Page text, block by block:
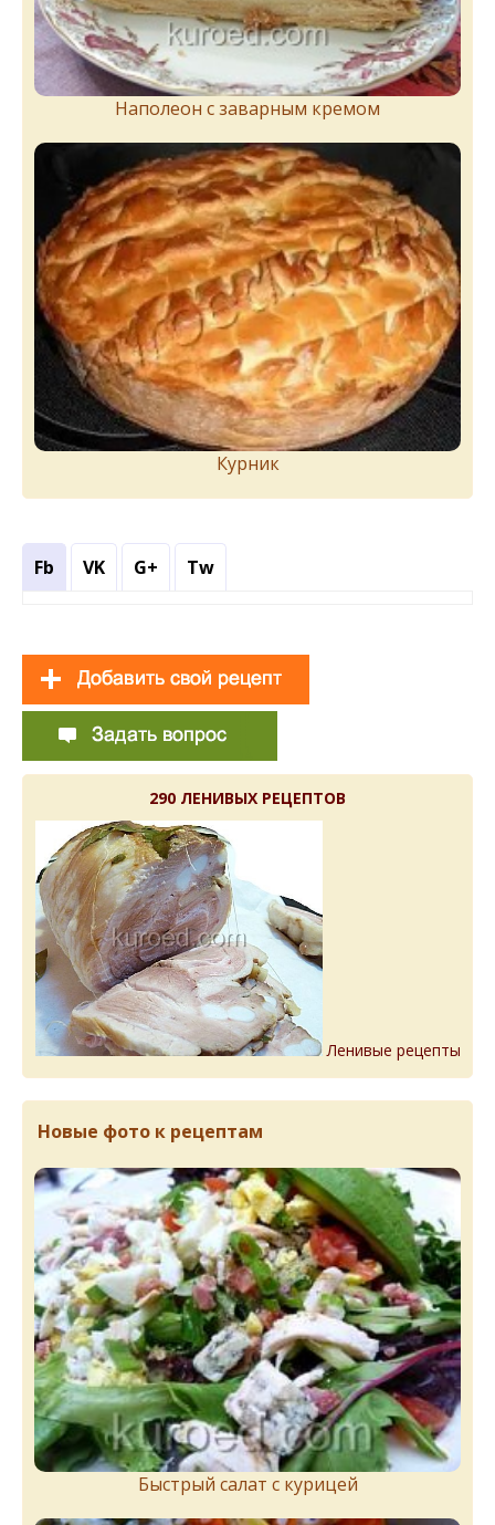
Наполеон с заварным кремом
Курник
Fb VK G+ Tw
290 ЛЕНИВЫХ РЕЦЕПТОВ
Ленивые рецепты
Новые фото к рецептам
Быстрый салат с курицей